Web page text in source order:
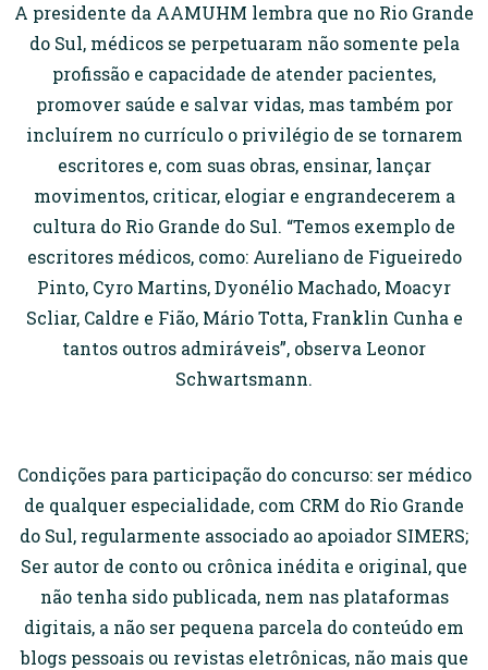
A presidente da AAMUHM lembra que no Rio Grande
do Sul, médicos se perpetuaram não somente pela
profissão e capacidade de atender pacientes,
promover saúde e salvar vidas, mas também por
incluírem no currículo o privilégio de se tornarem
escritores e, com suas obras, ensinar, lançar
movimentos, criticar, elogiar e engrandecerem a
cultura do Rio Grande do Sul. “Temos exemplo de
escritores médicos, como: Aureliano de Figueiredo
Pinto, Cyro Martins, Dyonélio Machado, Moacyr
Scliar, Caldre e Fião, Mário Totta, Franklin Cunha e
tantos outros admiráveis”, observa Leonor
Schwartsmann.
Condições para participação do concurso: ser médico
de qualquer especialidade, com CRM do Rio Grande
do Sul, regularmente associado ao apoiador SIMERS;
Ser autor de conto ou crônica inédita e original, que
não tenha sido publicada, nem nas plataformas
digitais, a não ser pequena parcela do conteúdo em
blogs pessoais ou revistas eletrônicas, não mais que